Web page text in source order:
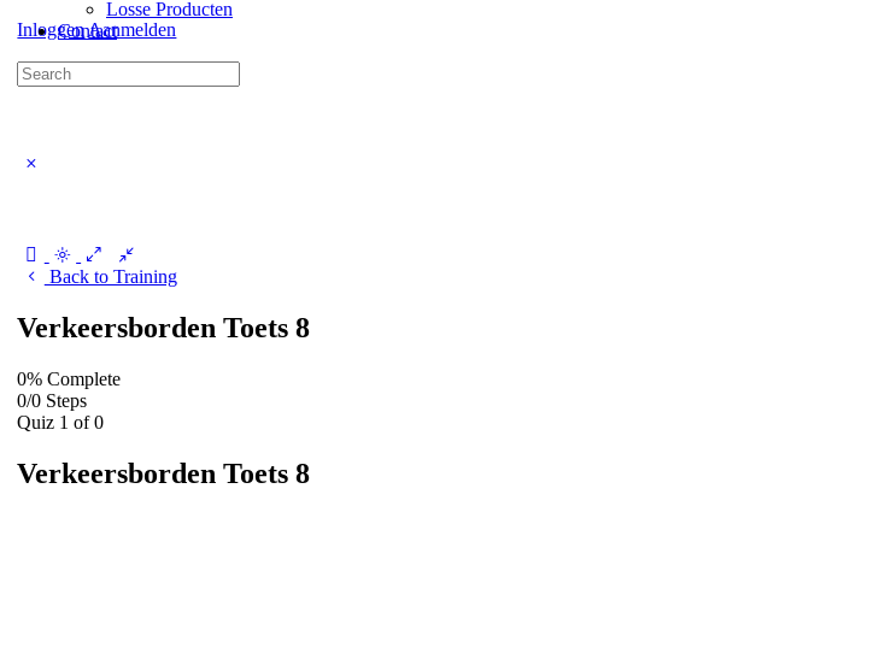
InloggenAanmelden
Losse Producten
Contact
Search
for:
Back to Training
Verkeersborden Toets 8
0% Complete
0/0 Steps
Quiz 1of 0
Verkeersborden Toets 8